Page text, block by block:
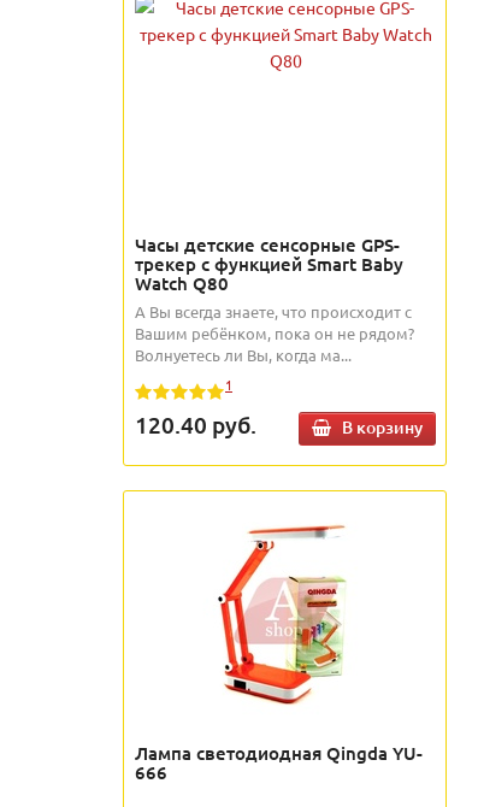
Часы детские сенсорные GPS-
трекер с функцией Smart Baby
Watch Q80
А Вы всегда знаете, что происходит с
Вашим ребёнком, пока он не рядом?
Волнуетесь ли Вы, когда ма...
1
120.40 руб. В корзину
Лампа светодиодная Qingda YU-
666